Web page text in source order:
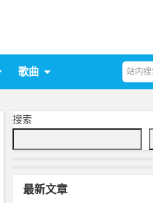
歌曲
搜索
最新文章